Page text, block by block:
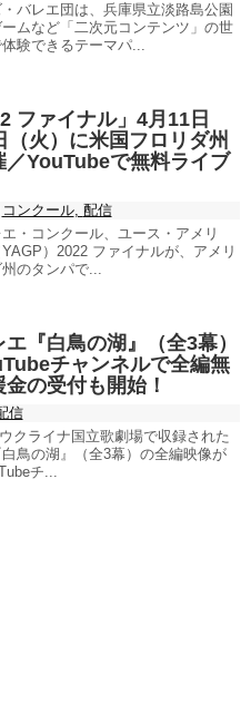
バレエ団は、兵庫県立淡路島公園
ムなど「二次元コンテンツ」の世
験できるテーマパ...
ファイナル」4月11日
（火）に米国フロリダ州
／YouTubeで無料ライブ
コンクール, 配信
・コンクール、ユース・アメリ
）2022 ファイナルが、アメリ
のタンパで...
『白鳥の湖』（全3幕）
チャンネルで全編無
の受付も開始！
信
クライナ国立歌劇場で収録された
鳥の湖』（全3幕）の全編映像が
チ...